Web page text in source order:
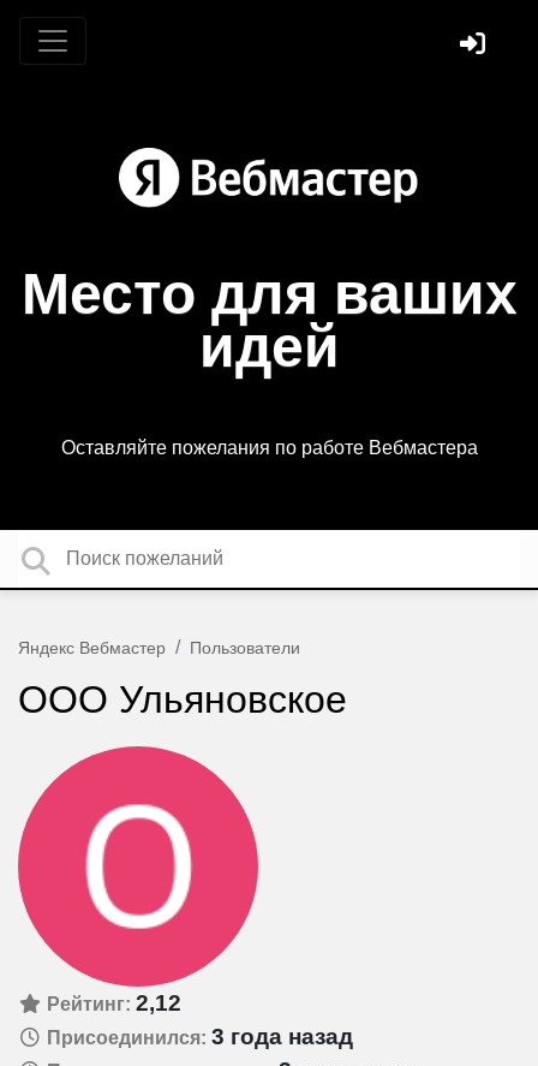
Место для ваших
идей
Оставляйте пожелания по работе Вебмастера
Яндекс Вебмастер Пользователи
ООО Ульяновское
Рейтинг: 2,12
Присоединился: 3 года назад